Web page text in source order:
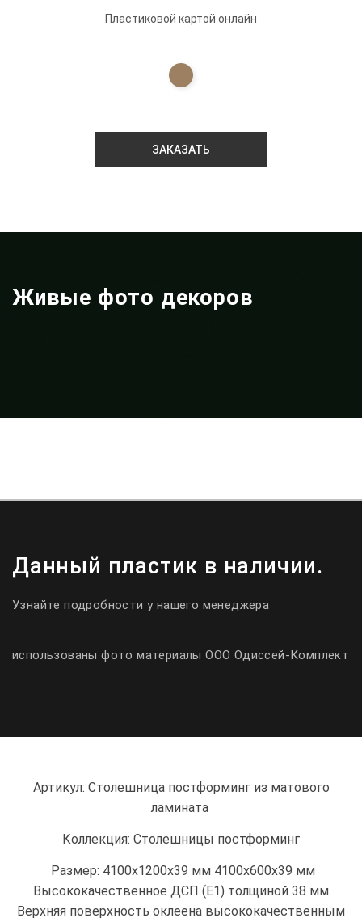
Пластиковой картой онлайн
ЗАКАЗАТЬ
Живые фото декоров
Данный пластик в наличии.
Узнайте подробности у нашего менеджера
использованы фото материалы ООО Одиссей-Комплект
Артикул: Столешница постформинг из матового
ламината
Коллекция: Столешницы постформинг
Размер: 4100х1200х39 мм 4100х600х39 мм
Высококачественное ДСП (Е1) толщиной 38 мм
Верхняя поверхность оклеена высококачественным